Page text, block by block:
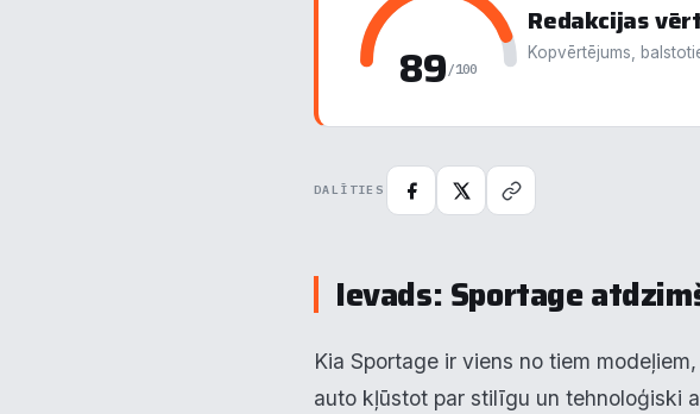
89 /100
Redakcijas
Kopvērtējums,
DALĪTIES
Ievads: Sportage
Kia Sportage ir viens no tiem
auto kļūstot par stilīgu un tehnoloģiski